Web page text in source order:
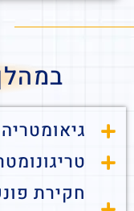
חקירת